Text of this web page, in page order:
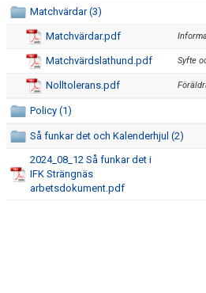
KALENDER
KLUBBPROFIL
Matchvärdar (3)
Matchvärdar.pdf
Matchvärdslathund.pdf Syfte
Nolltolerans.pdf
Policy (1)
Så funkar det och Kalenderhjul (2)
2024_08_12 Så funkar det i
IFK Strängnäs
arbetsdokument.pdf